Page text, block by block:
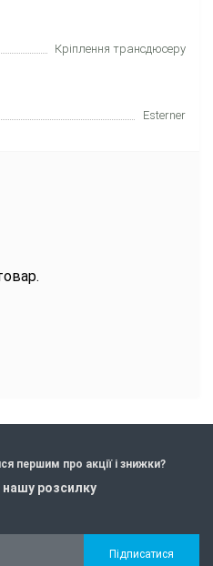
Кріплення трансдюсеру
Esterner
першим про акції і знижки?
нашу розсилку
Підписатися